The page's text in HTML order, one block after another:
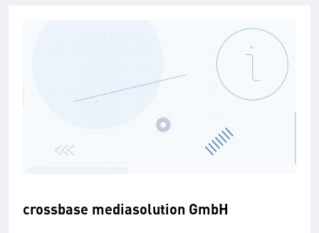
crossbase mediasolution GmbH